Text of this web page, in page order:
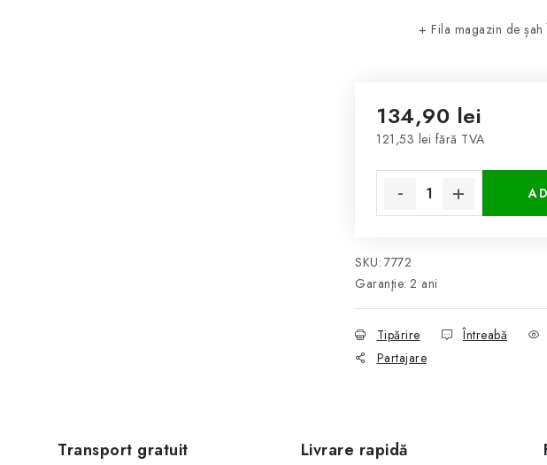
+ Fila magazin de șah
134,90 lei
121,53 lei fără TVA
SKU: 7772
Garanţie: 2 ani
Tipărire Întreabă
Partajare
Transport gratuit Livrare rapidă